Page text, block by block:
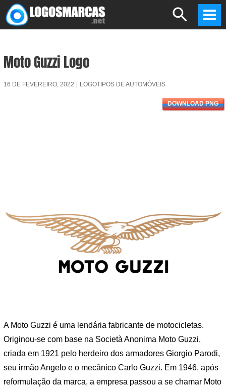
Skip
to
Search
Moto Guzzi Logo
16 DE FEVEREIRO, 2022 LOGOTIPOS DE AUTOMÓVEIS
DOWNLOAD PNG
A Moto Guzzi é uma lendária fabricante de motocicletas.
Originou-se com base na Società Anonima Moto Guzzi,
criada em 1921 pelo herdeiro dos armadores Giorgio Parodi,
seu irmão Angelo e o mecânico Carlo Guzzi. Em 1946, após
reformulação da marca, a empresa passou a se chamar Moto